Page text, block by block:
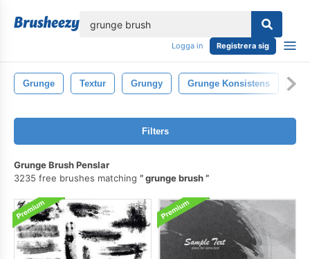
Logga in Registrera sig
Grunge Textur Grungy Grunge Konsistens
Filters
Grunge Brush Penslar
3235 free brushes matching
grunge brush